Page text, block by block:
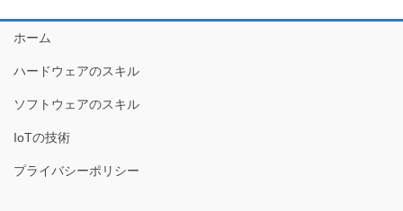
ホーム
ハードウェアのスキル
ソフトウェアのスキル
IoTの技術
プライバシーポリシー